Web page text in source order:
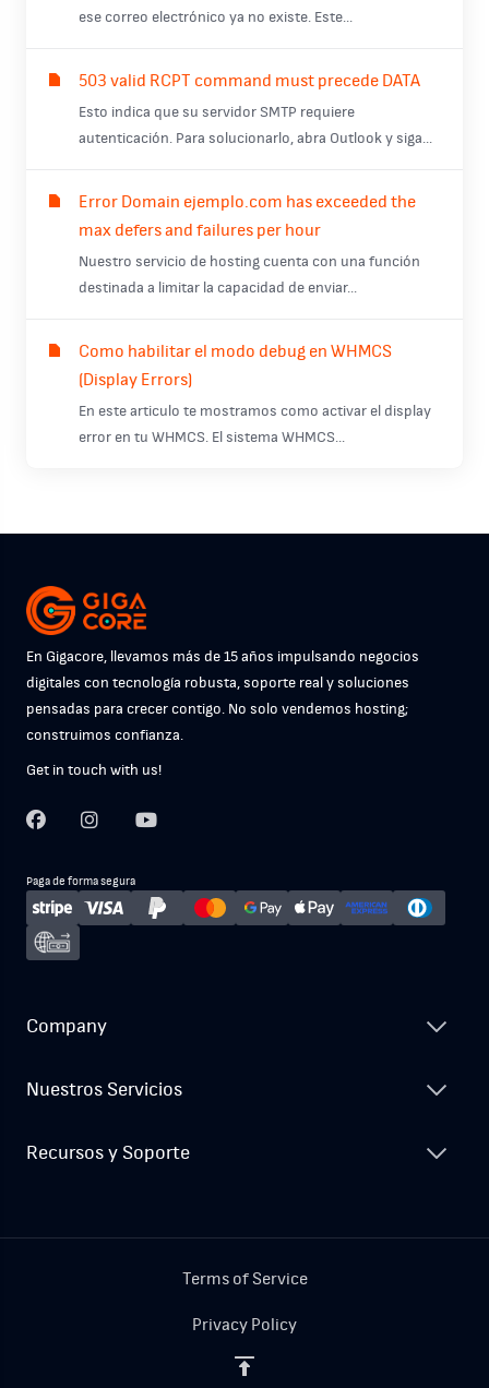
ese correo electrónico ya no existe. Este...
503 valid RCPT command must precede DATA
Esto indica que su servidor SMTP requiere
autenticación. Para solucionarlo, abra Outlook y siga...
Error Domain ejemplo.com has exceeded the
max defers and failures per hour
Nuestro servicio de hosting cuenta con una función
destinada a limitar la capacidad de enviar...
Como habilitar el modo debug en WHMCS
(Display Errors)
En este articulo te mostramos como activar el display
error en tu WHMCS. El sistema WHMCS...
En Gigacore, llevamos más de 15 años impulsando negocios
digitales con tecnología robusta, soporte real y soluciones
pensadas para crecer contigo. No solo vendemos hosting;
construimos confianza.
Get in touch with us!
Paga de forma segura
Company
Nuestros Servicios
Recursos y Soporte
Terms of Service
Privacy Policy